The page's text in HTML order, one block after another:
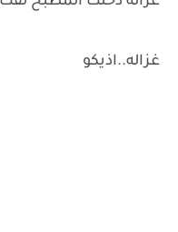
غزاله..اذيكو